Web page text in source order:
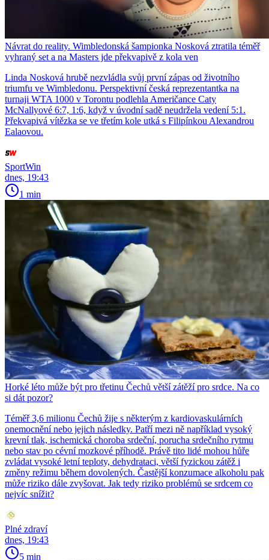
Návrat do reality. Wimbledonská šampionka Nosková ztratila téměř
vyhraný set a na Masters jde překvapivě z kola ven
Linda Nosková hrubě nezvládla svůj první zápas od životního
triumfu ve Wimbledonu. Perspektivní česká reprezentantka na
turnaji WTA 1000 v Torontu podlehla Američance Caty
McNallyové 6:7, 1:6, když v úvodní sadě neudržela vedení 5:1.
Překvapivá vítězka se ve třetím kole utká s Filipínkou Alexandrou
Ealaovou.
SportWin
dnes, 19:43
1 min
Horké léto může být pro třetinu Čechů větší zátěží pro srdce. Na co
si dát pozor?
Téměř 3,6 milionu Čechů žije s některým z kardiovaskulárních
onemocnění nebo jejich následky. Patří mezi ně například vysoký
krevní tlak, ischemická choroba srdeční, porucha srdečního rytmu
nebo stav po cévní mozkové příhodě. Právě tito lidé mohou hůře
zvládat vysoké letní teploty, dehydrataci, větší fyzickou zátěž i
změny režimu během dovolených. Častější konzumace alkoholu pak
může riziko dále zvyšovat. Jak tedy riziko problémů se srdcem co
nejvíc snížit?
Plné zdraví
dnes, 19:43
5 min